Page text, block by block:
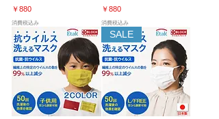
価格
￥880
消費税込み
価格
￥880
消費税込み
SALE